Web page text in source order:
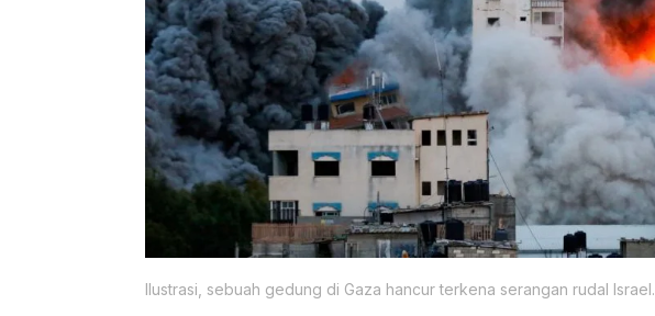
Ilustrasi, sebuah gedung di Gaza hancur terkena serangan rudal Israel.